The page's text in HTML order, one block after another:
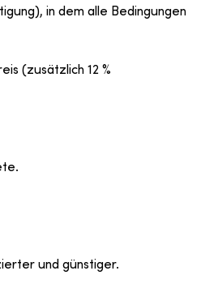
in dem alle Bedingungen
(zusätzlich 12 %
und günstiger.